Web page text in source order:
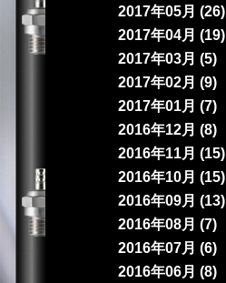
2017年05月 (26)
2017年04月 (19)
2017年03月 (5)
2017年02月 (9)
2017年01月 (7)
2016年12月 (8)
2016年11月 (15)
2016年10月 (15)
2016年09月 (13)
2016年08月 (7)
2016年07月 (6)
2016年06月 (8)